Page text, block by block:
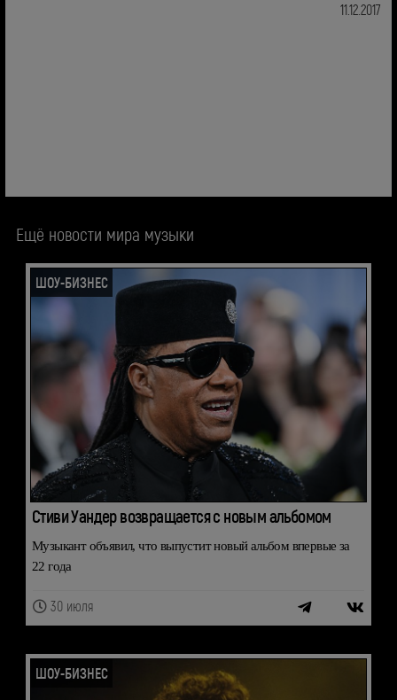
11.12.2017
Ещё новости мира музыки
ШОУ-БИЗНЕС
Стиви Уандер возвращается с новым альбомом
Музыкант объявил, что выпустит новый альбом впервые за
22 года
30 июля
ШОУ-БИЗНЕС